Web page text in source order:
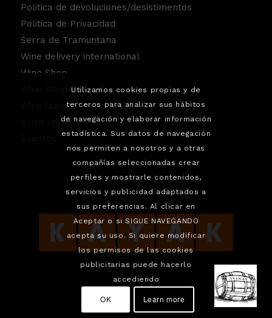
Politica de devoluciones/desistimentos
Politica de Privacidad
Serra de Tramuntana
Wine delivery international
Wine Shop
Wine Shop Contact
Wine tasting service.
Aviso Legal
Utilizamos cookies propias y de
terceros para analizar sus hábitos
de navegación y elaborar información
estadística. Sus datos de navegación
nos permiten a nosotros y a otras
compañías seleccionadas crear
perfiles y mostrarle contenidos,
servicios y publicidad adaptados a
sus preferencias. Al clicar en
Aceptar o si SIGUE NAVEGANDO
acepta su uso. Si quiere modificar
los permisos de las cookies
publicitarias puede hacerlo
accediendo
OK Learn more